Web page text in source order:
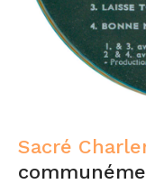
Sacré